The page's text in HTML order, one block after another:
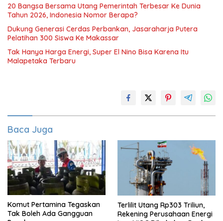
20 Bangsa Bersama Utang Pemerintah Terbesar Ke Dunia
Tahun 2026, Indonesia Nomor Berapa?
Dukung Generasi Cerdas Perbankan, Jasaraharja Putera
Pelatihan 300 Siswa Ke Makassar
Tak Hanya Harga Energi, Super El Nino Bisa Karena Itu
Malapetaka Terbaru
Baca Juga
Komut Pertamina Tegaskan
Tak Boleh Ada Gangguan
Terlilit Utang Rp303 Triliun,
Rekening Perusahaan Energi